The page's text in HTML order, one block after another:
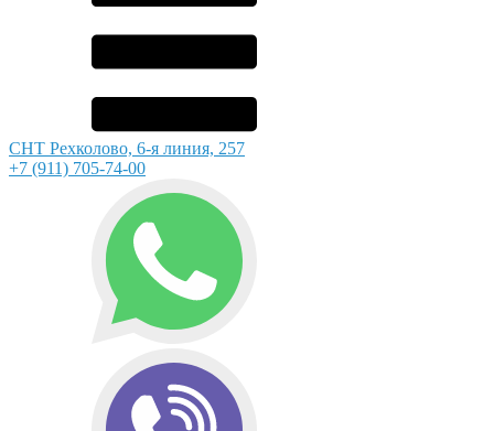
СНТ Рехколово, 6-я линия, 257
+7 (911) 705-74-00